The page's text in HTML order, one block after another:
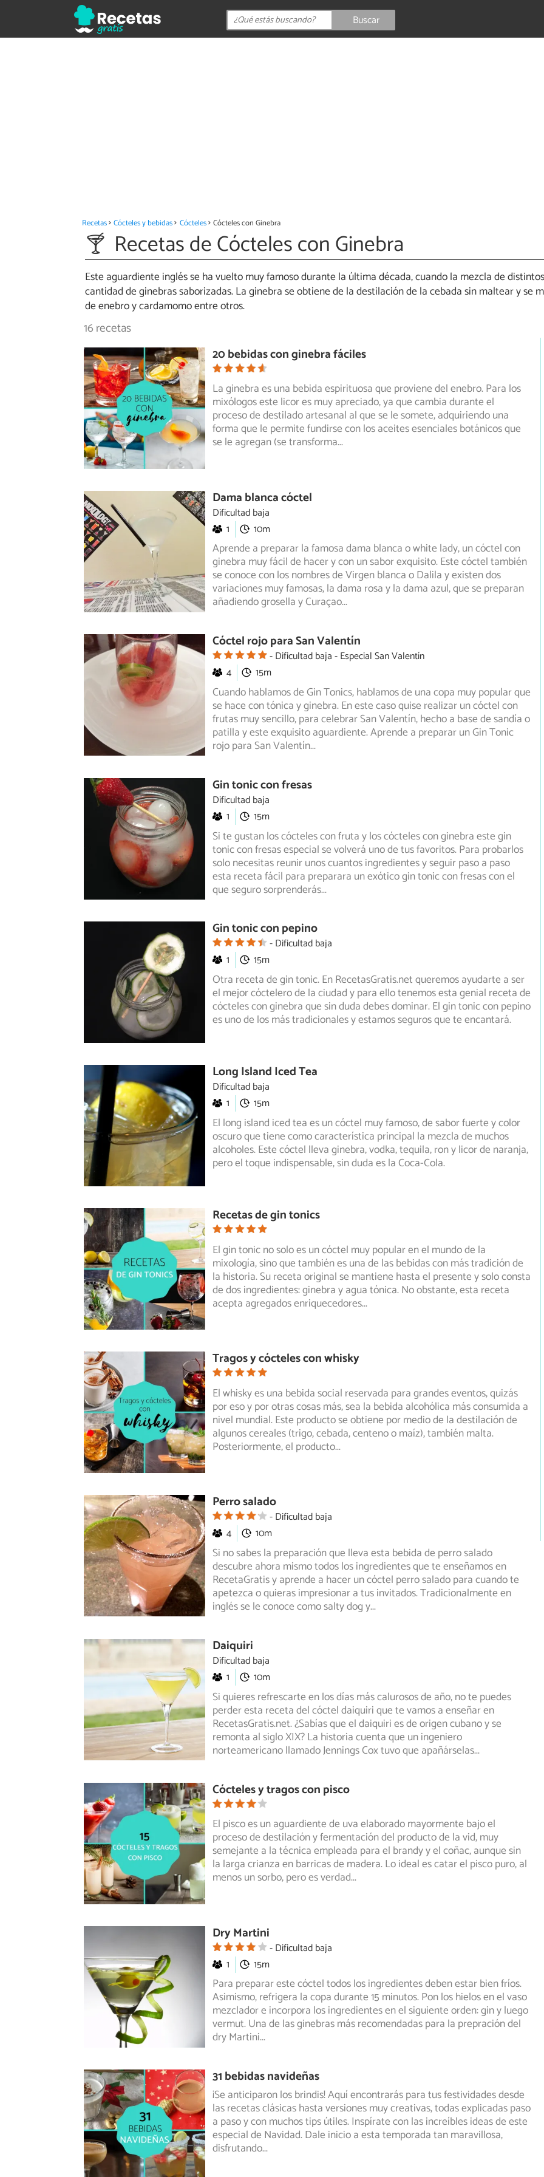
Buscar
Recetas Cócteles y bebidas Cócteles Cócteles con Ginebra
Recetas de Cócteles con Ginebra
Este aguardiente inglés se ha vuelto muy famoso durante la última década, cuando la mezcla de
cantidad de ginebras saborizadas. La ginebra se obtiene de la destilación de la cebada sin maltear y se
de enebro y cardamomo entre otros.
16 recetas
20 bebidas con ginebra fáciles
La ginebra es una bebida espirituosa que proviene del enebro. Para los
mixólogos este licor es muy apreciado, ya que cambia durante el
procesode destilado artesanal al que se le somete, adquiriendo una
forma que le permite fundirse con los aceites esenciales botánicos que
se le agregan (se transforma...
Dama blanca cóctel
Dificultad baja
1
10m
Aprende a preparar la famosa dama blanca o white lady, un cóctel con
ginebra muy fácil de hacer y con un sabor exquisito. Este cóctel también
se conoce con los nombres de Virgen blanca o Dalila y existen dos
variaciones muy famosas, la dama rosa y la dama azul, que se preparan
añadiendo grosella y Curaçao...
Cóctel rojo para San Valentín
Dificultad baja Especial San Valentín
4
15m
Cuando hablamos de Gin Tonics, hablamos de una copa muy popular que
se hace con tónica y ginebra. En este caso quise realizar un cóctel con
frutas muy sencillo, para celebrar San Valentín, hecho a base de sandía o
patilla y este exquisito aguardiente. Aprende a preparar un Gin Tonic
rojo para San Valentín...
Gin tonic con fresas
Dificultad baja
1
15m
Si te gustan los cócteles con fruta y los cócteles con ginebra este gin
tonic con fresas especial se volverá uno de tus favoritos. Para probarlos
solo necesitas reunir unos cuantos ingredientes y seguir paso a paso
esta receta fácil para preparara un exótico gin tonic con fresas con el
que seguro sorprenderás...
Gin tonic con pepino
Dificultad baja
1
15m
Otra receta de gin tonic. En RecetasGratis.net queremos ayudarte a ser
el mejor cóctelero de la ciudad y para ello tenemos esta genial recetade
cócteles con ginebra que sin duda debes dominar. El gin tonic con pepino
es uno de los más tradicionales y estamos seguros que te encantará.
Long Island Iced Tea
Dificultad baja
1
15m
El long island iced tea es un cóctel muy famoso, de sabor fuerte y color
oscuro que tiene como característica principal la mezcla de muchos
alcoholes. Este cóctel lleva ginebra, vodka, tequila, ron y licor de naranja,
pero el toque indispensable, sin duda es la Coca-Cola.
Recetas de gin tonics
El gin tonic no solo es un cóctel muy popular en el mundo de la
mixología, sino que también es una de las bebidas con más tradición de
la historia.Su receta original se mantiene hasta el presente y solo consta
de dos ingredientes: ginebra y agua tónica. No obstante, esta receta
acepta agregados enriquecedores...
Tragos y cócteles con whisky
El whisky es una bebida social reservada para grandes eventos, quizás
por eso y por otras cosas más, sea la bebida alcohólica más consumida a
nivel mundial. Este producto se obtiene por medio de la destilación de
algunos cereales (trigo, cebada, centeno o maíz), también malta.
Posteriormente, el producto...
Perro salado
Dificultad baja
4
10m
Si no sabes la preparación que lleva esta bebida de perro salado
descubre ahora mismo todos los ingredientes que te enseñamos en
RecetaGratisy aprende a hacer un cóctel perro salado para cuando te
apetezca o quieras impresionar a tus invitados. Tradicionalmente en
inglés se le conoce como salty dog y...
Daiquiri
Dificultad baja
1
10m
Si quieres refrescarte en los días más calurosos de año, no te puedes
perder esta receta del cóctel daiquiri que te vamos a enseñar en
RecetasGratis.net.¿Sabías que el daiquiri es de origen cubano y se
remonta al siglo XIX? La historia cuenta que un ingeniero
norteamericano llamado Jennings Cox tuvo que apañárselas...
Cócteles y tragos con pisco
El pisco es un aguardiente de uva elaborado mayormente bajo el
proceso de destilación y fermentación del producto de la vid, muy
semejante a la técnica empleada para el brandy y el coñac, aunque sin
la larga crianza en barricas de madera. Lo ideal es catar el pisco puro, al
menos un sorbo, pero es verdad...
Dry Martini
Dificultad baja
1
15m
Para preparar este cóctel todos los ingredientes deben estar bien fríos.
Asimismo, refrigera la copa durante 15 minutos. Pon los hielos enel vaso
mezclador e incorpora los ingredientes en el siguiente orden: gin y luego
vermut. Una de las ginebras más recomendadas para la prepración del
dry Martini...
31 bebidas navideñas
¡Se anticiparon los brindis! Aquí encontrarás para tus festividades desde
las recetas clásicas hasta versiones muy creativas, todas explicadaspaso
a paso y con muchos tips útiles. Inspírate con las increíbles ideas de este
especial de Navidad. Dale inicio a esta temporada tan maravillosa,
disfrutando...